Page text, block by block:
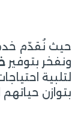
حيث نُقدّم
ونفخر بتوفير
لتلبية
بتوازن حياتهم